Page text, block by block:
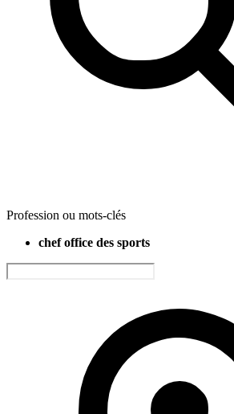
Profession ou mots-clés
chef office des sports